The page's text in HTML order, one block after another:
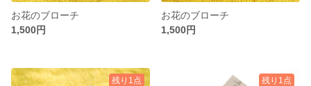
お花のブローチ
1,500円
お花のブローチ
1,500円
残り1点 残り1点